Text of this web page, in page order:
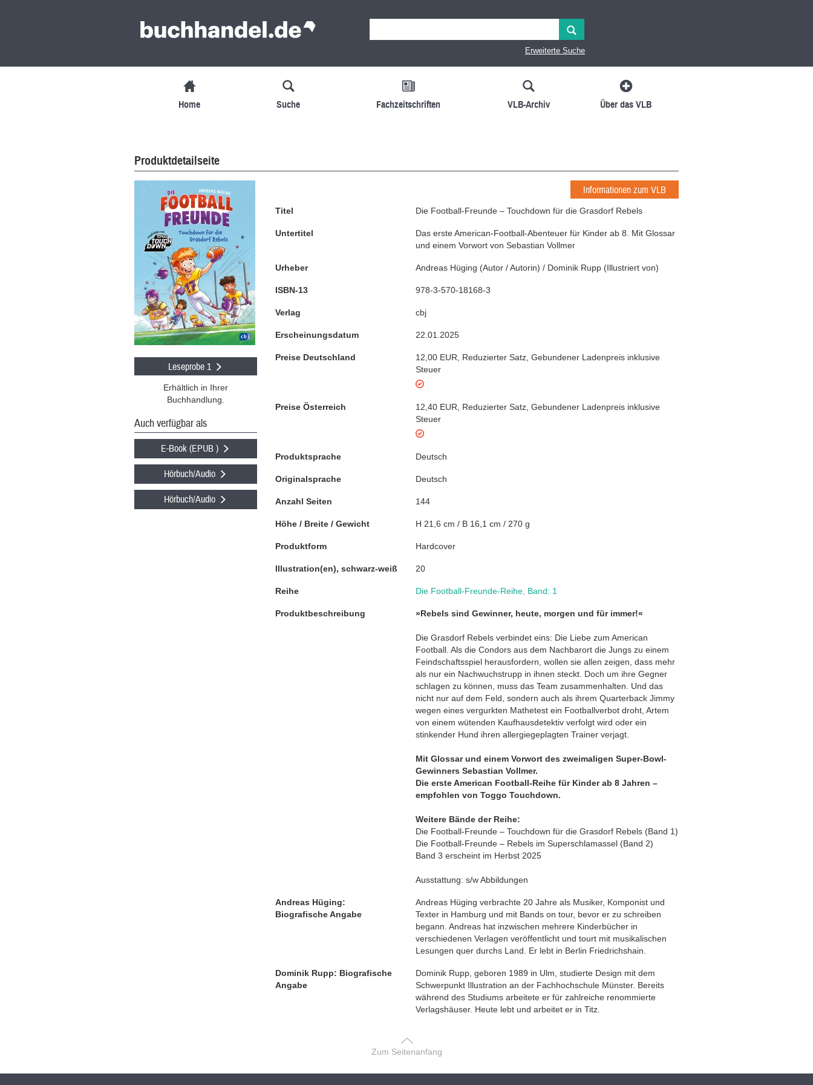
Erweiterte Suche
Home Suche Fachzeitschriften VLB-Archiv Über das VLB
Produktdetailseite
Leseprobe 1
Erhältlich in Ihrer
Buchhandlung.
Auch verfügbar als
E-Book (EPUB )
Hörbuch/Audio
Hörbuch/Audio
Informationen zum VLB
Titel Die Football-Freunde – Touchdown für die Grasdorf Rebels
Untertitel
Das erste American-Football-Abenteuer für Kinder ab 8. Mit Glossar
und einem Vorwort von Sebastian Vollmer
Urheber Andreas Hüging (Autor / Autorin) / Dominik Rupp (Illustriert von)
ISBN-13 978-3-570-18168-3
Verlag cbj
Erscheinungsdatum 22.01.2025
Preise Deutschland 12,00 EUR Reduzierter Satz Gebundener Ladenpreis inklusive
Steuer
Preise Österreich 12,40 EUR Reduzierter Satz Gebundener Ladenpreis inklusive
Steuer
Produktsprache Deutsch
Originalsprache Deutsch
Anzahl Seiten 144
Höhe / Breite / Gewicht H 21,6 cm / B 16,1 cm / 270 g
Produktform Hardcover
Illustration(en), schwarz-weiß 20
Reihe Die Football-Freunde-Reihe Band: 1
Produktbeschreibung »Rebels sind Gewinner, heute, morgen und für immer!«
Die Grasdorf Rebels verbindet eins: Die Liebe zum American
Football. Als die Condors aus dem Nachbarort die Jungs zu einem
Feindschaftsspiel herausfordern, wollen sie allen zeigen, dass mehr
als nur ein Nachwuchstrupp in ihnen steckt. Doch um ihre Gegner
schlagen zu können, muss das Team zusammenhalten. Und das
nicht nur auf dem Feld, sondern auch als ihrem Quarterback Jimmy
wegen eines vergurkten Mathetest ein Footballverbot droht, Artem
von einem wütenden Kaufhausdetektiv verfolgt wird oder ein
stinkender Hund ihren allergiegeplagten Trainer verjagt.
Mit Glossar und einem Vorwort des zweimaligen Super-Bowl-
Gewinners Sebastian Vollmer.
Die erste American Football-Reihe für Kinder ab 8 Jahren –
empfohlen von Toggo Touchdown.
Weitere Bände der Reihe:
Die Football-Freunde – Touchdown für die Grasdorf Rebels (Band 1)
Die Football-Freunde – Rebels im Superschlamassel (Band 2)
Band 3 erscheint im Herbst 2025
Ausstattung: s/w Abbildungen
Andreas Hüging:
Biografische Angabe
Andreas Hüging verbrachte 20 Jahre als Musiker, Komponist und
Texter in Hamburg und mit Bands on tour, bevor er zu schreiben
begann. Andreas hat inzwischen mehrere Kinderbücher in
verschiedenen Verlagen veröffentlicht und tourt mit musikalischen
Lesungen quer durchs Land. Er lebt in Berlin Friedrichshain.
Dominik Rupp: Biografische
Angabe
Dominik Rupp, geboren 1989 in Ulm, studierte Design mit dem
Schwerpunkt Illustration an der Fachhochschule Münster. Bereits
während des Studiums arbeitete er für zahlreiche renommierte
Verlagshäuser. Heute lebt und arbeitet er in Titz.
Zum Seitenanfang